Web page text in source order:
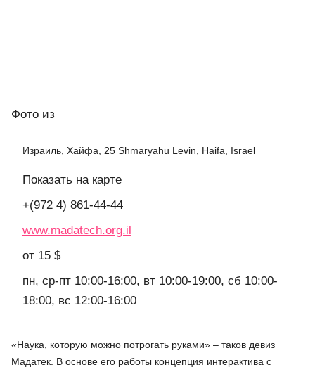
Фото из
Израиль, Хайфа, 25 Shmaryahu Levin, Haifa, Israel
Показать на карте
+(972 4) 861-44-44
www.madatech.org.il
от 15 $
пн, ср-пт 10:00-16:00, вт 10:00-19:00, сб 10:00-
18:00, вс 12:00-16:00
«Наука, которую можно потрогать руками» – таков девиз
Мадатек. В основе его работы концепция интерактива с